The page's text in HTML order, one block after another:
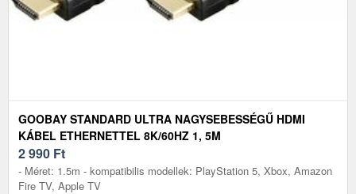
GOOBAY STANDARD ULTRA NAGYSEBESSÉGŰ HDMI
KÁBEL ETHERNETTEL 8K/60HZ 1, 5M
2 990 Ft
- Méret: 1.5m - kompatibilis modellek: PlayStation 5, Xbox, Amazon
Fire TV, Apple TV